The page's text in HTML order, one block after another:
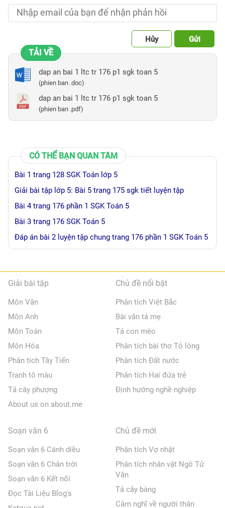
Hủy Gửi
TẢI VỀ
dap an bai 1 ltc tr 176 p1 sgk toan 5
(phien ban .doc)
dap an bai 1 ltc tr 176 p1 sgk toan 5
(phien ban .pdf)
CÓ THỂ BẠN QUAN TÂM
Bài 1 trang 128 SGK Toán lớp 5
Giải bài tập lớp 5: Bài 5 trang 175 sgk tiết luyện tập
Bài 4 trang 176 phần 1 SGK Toán 5
Bài 3 trang 176 SGK Toán 5
Đáp án bài 2 luyện tập chung trang 176 phần 1 SGK Toán 5
Giải bài tập
Môn Văn
Môn Anh
Môn Toán
Môn Hóa
Phân tích Tây Tiến
Tranh tô màu
Tả cây phượng
About us on about.me
Chủ đề nổi bật
Phân tích Việt Bắc
Bài văn tả mẹ
Tả con mèo
Phân tích bài thơ Tỏ lòng
Phân tích Đất nước
Phân tích Hai đứa trẻ
Định hướng nghề nghiệp
Soạn văn 6
Soạn văn 6 Cánh diều
Soạn văn 6 Chân trời
Soạn văn 6 Kết nối
Đọc Tài Liệu Blog's
Chủ đề mới
Phân tích Vợ nhặt
Phân tích nhân vật Ngô Tử
Văn
Tả cây bàng
Cảm nghĩ về người thân